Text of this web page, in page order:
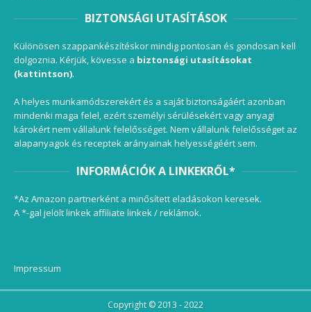
BIZTONSÁGI UTASÍTÁSOK
Különösen szappankészítéskor mindig pontosan és gondosan kell
dolgoznia. Kérjük, kövesse a biztonsági utasításokat
(kattintson).
A helyes munkamódszerekért és a saját biztonságáért azonban
mindenki maga felel, ezért személyi sérülésekért vagy anyagi
károkért nem vállalunk felelősséget. Nem vállalunk felelősséget az
alapanyagok és receptek arányainak helyességéért sem.
INFORMÁCIÓK A LINKEKRŐL*
*Az Amazon partnerként a minősített eladásokon keresek.
A *-gal jelölt linkek affiliate linkek / reklámok.
Impressum
Copyright © 2013 - 2022